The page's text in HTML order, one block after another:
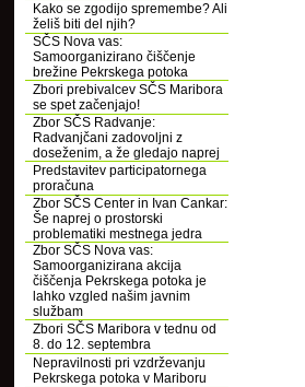
Kako se zgodijo spremembe? Ali
želiš biti del njih?
SČS Nova vas:
Samoorganizirano čiščenje
brežine Pekrskega potoka
Zbori prebivalcev SČS Maribora
se spet začenjajo!
Zbor SČS Radvanje:
Radvanjčani zadovoljni z
doseženim, a že gledajo naprej
Predstavitev participatornega
proračuna
Zbor SČS Center in Ivan Cankar:
Še naprej o prostorski
problematiki mestnega jedra
Zbor SČS Nova vas:
Samoorganizirana akcija
čiščenja Pekrskega potoka je
lahko vzgled našim javnim
službam
Zbori SČS Maribora v tednu od
8. do 12. septembra
Nepravilnosti pri vzdrževanju
Pekrskega potoka v Mariboru